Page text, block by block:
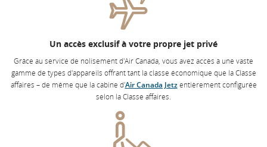
Un accès exclusif à votre propre jet privé
Grâce au service de nolisement d'Air Canada, vous avez accès à une vaste
gamme de types d'appareils offrant tant la classe économique que la Classe
affaires – de même que la cabine d'Air Canada Jetzentièrement configurée
selon la Classe affaires.